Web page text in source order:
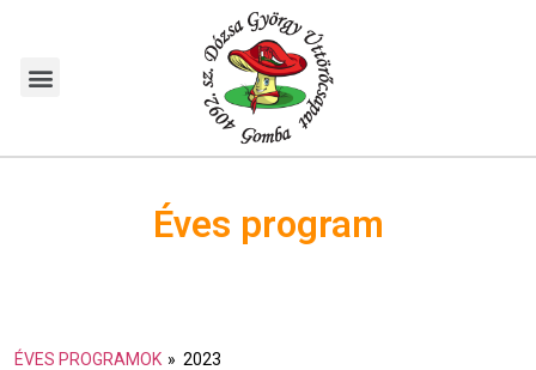
Éves program
ÉVES PROGRAMOK » 2023